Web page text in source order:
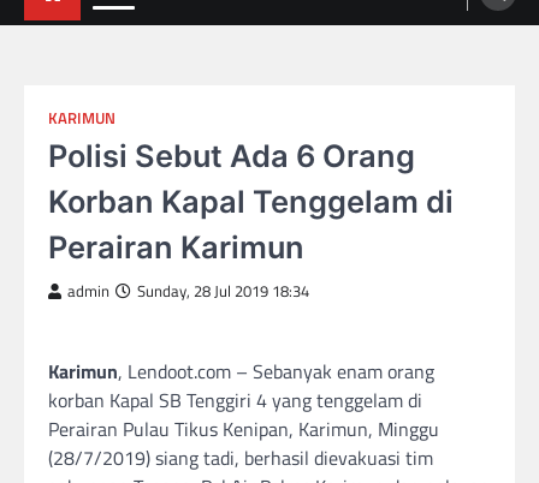
KARIMUN
Polisi Sebut Ada 6 Orang
Korban Kapal Tenggelam di
Perairan Karimun
admin Sunday, 28 Jul 2019 18:34
Karimun, Lendoot.com – Sebanyak enam orang
korban Kapal SB Tenggiri 4 yang tenggelam di
Perairan Pulau Tikus Kenipan, Karimun, Minggu
(28/7/2019) siang tadi, berhasil dievakuasi tim